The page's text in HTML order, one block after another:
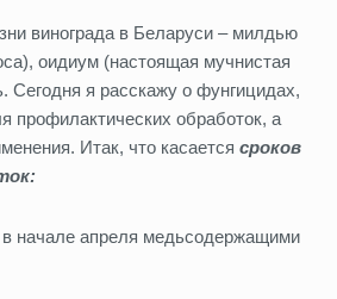
винограда в Беларуси – милдью
оидиум (настоящая мучнистая
Сегодня я расскажу о фунгицидах,
профилактических обработок, а
Итак, что касается сроков
в начале апреля медьсодержащими